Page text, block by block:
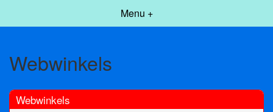
Menu +
Webwinkels
Webwinkels